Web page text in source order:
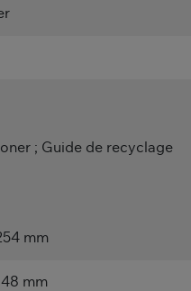
; Guide de recyclage
mm
mm